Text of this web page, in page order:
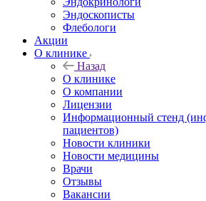
Эндоскописты
Флебологи
Акции
О клинике
Назад
О клинике
О компании
Лицензии
Информационный стенд
пациентов)
Новости клиники
Новости медицины
Врачи
Отзывы
Вакансии